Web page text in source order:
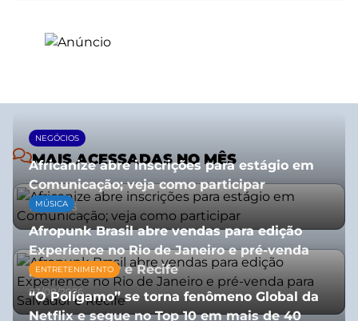
MAIS ACESSADAS NO MÊS
NEGÓCIOS
Africanize abre inscrições para estágio em
Comunicação; veja como participar
13/01/2026
MÚSICA
Afropunk Brasil abre vendas para edição
Experience no Rio de Janeiro e pré-venda
para Salvador e Recife
03/08/2026
ENTRETENIMENTO
“O Polígamo” se torna fenômeno Global da
Netflix e segue no Top 10 em mais de 40